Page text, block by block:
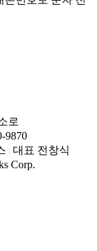
로
9870
대표 전창식
Corp.